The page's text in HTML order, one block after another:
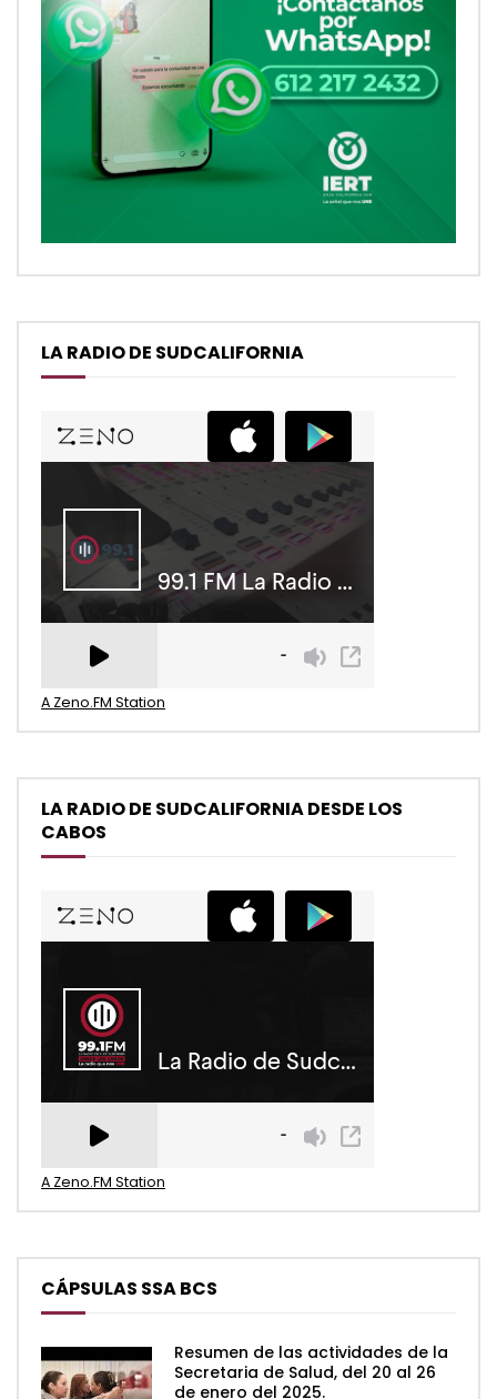
LA RADIO DE SUDCALIFORNIA
A Zeno.FM Station
LA RADIO DE SUDCALIFORNIA DESDE LOS
CABOS
A Zeno.FM Station
CÁPSULAS SSA BCS
Resumen de las actividades de la
Secretaria de Salud, del 20 al 26
de enero del 2025.